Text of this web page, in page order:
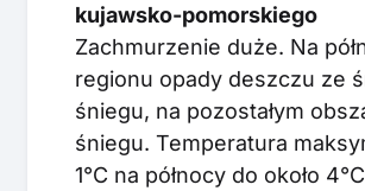
kujawsko-pomorskiego
Zachmurzenie duże. Na
regionu opady deszczu ze
śniegu, na pozostałym
śniegu. Temperatura
1°C na północy do około